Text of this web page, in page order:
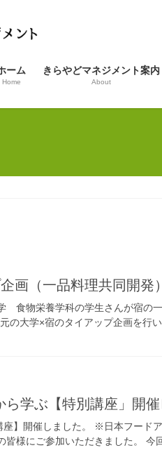
ーム
Home
きらやどマネジメント案内
About
画（一品料理共同開発）
食物栄養学科の学生さんが宿の
の大学×宿のタイアップ企画を行
学ぶ【特別講座」開催
座】開催しました。 ※日本フー
皆様にご参加いただきました。 今